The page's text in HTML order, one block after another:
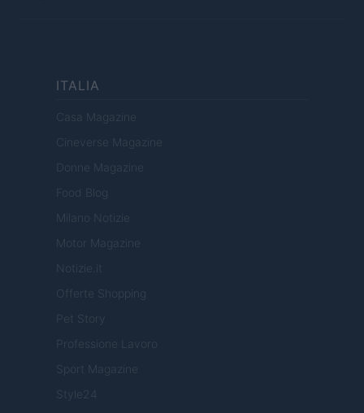
ITALIA
Casa Magazine
Cineverse Magazine
Donne Magazine
Food Blog
Milano Notizie
Motor Magazine
Notizie.it
Offerte Shopping
Pet Story
Professione Lavoro
Sport Magazine
Style24